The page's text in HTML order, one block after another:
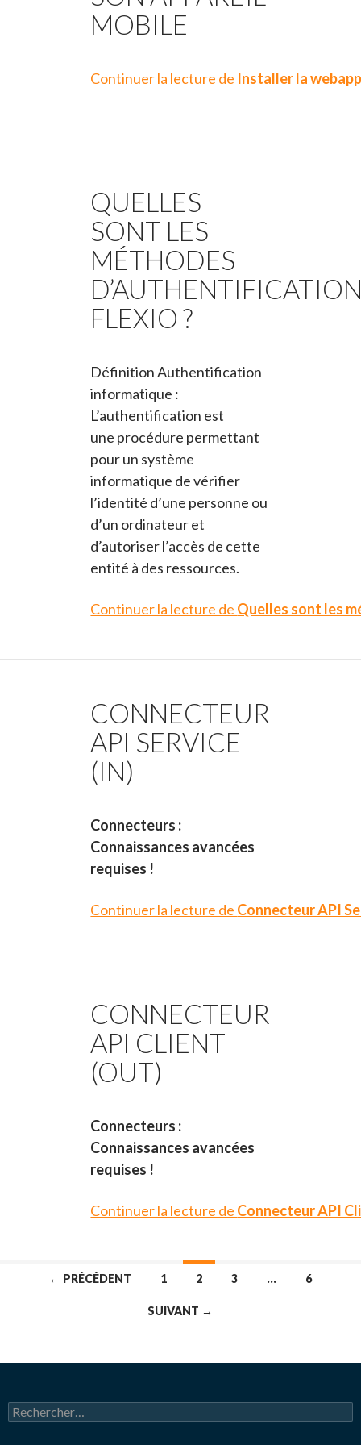
MOBILE
Continuer la lecture de Installer la
QUELLES
SONT LES
MÉTHODES
FLEXIO ?
Définition Authentification
informatique :
L’authentification est
une procédure permettant
pour un système
informatique de vérifier
l’identité d’une personne ou
d’un ordinateur et
d’autoriser l’accès de cette
entité à des ressources.
Continuer la lecture de Quelles sont les
CONNECTEUR
API SERVICE
(IN)
Connecteurs :
Connaissances avancées
requises !
Continuer la lecture de Connecteur API
CONNECTEUR
API CLIENT
(OUT)
Connecteurs :
Connaissances avancées
requises !
Continuer la lecture de Connecteur API
← PRÉCÉDENT 1 2 3 … 6
SUIVANT →
R
e